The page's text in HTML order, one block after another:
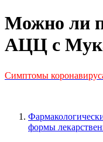
Можно ли
АЦЦ с
Симптомы
формы